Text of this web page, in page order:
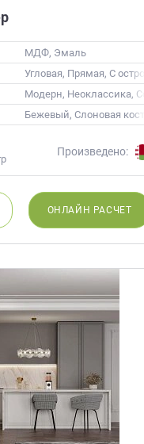
МДФ, Эмаль
Угловая, Прямая, С
Модерн, Неоклассика,
Бежевый, Слоновая
Произведено:
ОНЛАЙН РАСЧЕТ